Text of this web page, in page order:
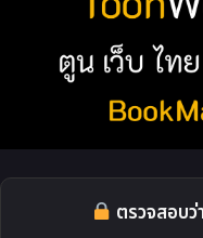
ตรวจสอบว่